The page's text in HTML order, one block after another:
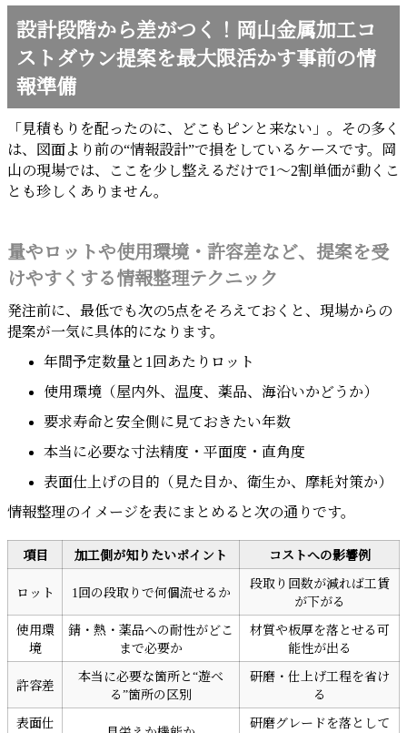
設計段階から差がつく！岡山金属加工コ
ストダウン提案を最大限活かす事前の情
報準備
「見積もりを配ったのに、どこもピンと来ない」。その多く
は、図面より前の“情報設計”で損をしているケースです。岡
山の現場では、ここを少し整えるだけで1〜2割単価が動くこ
とも珍しくありません。
量やロットや使用環境・許容差など、提案を受
けやすくする情報整理テクニック
発注前に、最低でも次の5点をそろえておくと、現場からの
提案が一気に具体的になります。
年間予定数量と1回あたりロット
使用環境（屋内外、温度、薬品、海沿いかどうか）
要求寿命と安全側に見ておきたい年数
本当に必要な寸法精度・平面度・直角度
表面仕上げの目的（見た目か、衛生か、摩耗対策か）
情報整理のイメージを表にまとめると次の通りです。
項目 加工側が知りたいポイント コストへの影響例
ロット 1回の段取りで何個流せるか
段取り回数が減れば工賃
が下がる
使用環
境
錆・熱・薬品への耐性がどこ
まで必要か
材質や板厚を落とせる可
能性が出る
許容差
本当に必要な箇所と“遊べ
る”箇所の区別
研磨・仕上げ工程を省け
る
表面仕
研磨グレードを落として